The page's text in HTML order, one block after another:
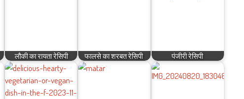
लौकी का रायता रेसिपी फालसे का शरबत रेसिपी पंजीरी रेसिपी